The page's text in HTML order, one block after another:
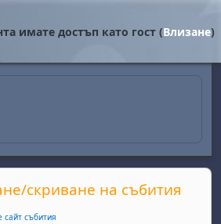
имате достъп като гост (Влизане)
blocks
скриване на събития
скриване на събития
сайт събития